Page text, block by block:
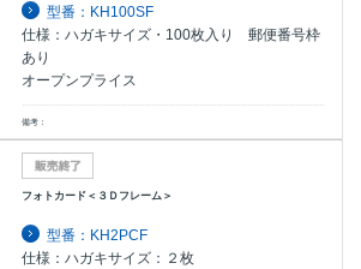
型番：KH100SF
仕様：ハガキサイズ・100枚入り 郵便番号枠
あり
オープンプライス
備考：
フォトカード＜３Ｄフレーム＞
型番：KH2PCF
仕様：ハガキサイズ：２枚